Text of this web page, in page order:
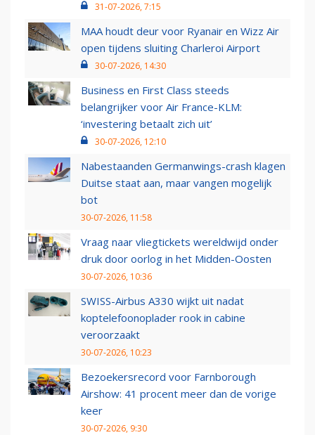
31-07-2026, 7:15
MAA houdt deur voor Ryanair en Wizz Air
open tijdens sluiting Charleroi Airport
30-07-2026, 14:30
Business en First Class steeds
belangrijker voor Air France-KLM:
‘investering betaalt zich uit’
30-07-2026, 12:10
Nabestaanden Germanwings-crash klagen
Duitse staat aan, maar vangen mogelijk
bot
30-07-2026, 11:58
Vraag naar vliegtickets wereldwijd onder
druk door oorlog in het Midden-Oosten
30-07-2026, 10:36
SWISS-Airbus A330 wijkt uit nadat
koptelefoonoplader rook in cabine
veroorzaakt
30-07-2026, 10:23
Bezoekersrecord voor Farnborough
Airshow: 41 procent meer dan de vorige
keer
30-07-2026, 9:30